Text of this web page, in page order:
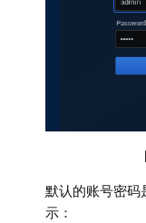
默认的账号密
示：